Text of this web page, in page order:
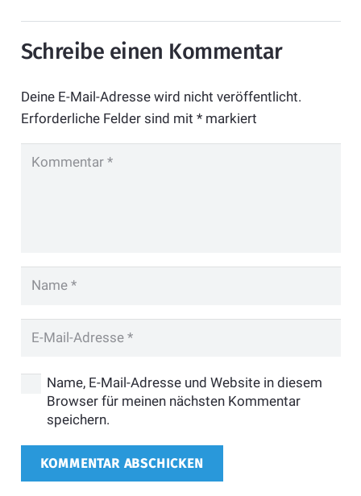
Schreibe einen Kommentar
Deine E-Mail-Adresse wird nicht veröffentlicht.
Erforderliche Felder sind mit *markiert
Name, E-Mail-Adresse und Website in diesem
Browser für meinen nächsten Kommentar
speichern.
KOMMENTAR ABSCHICKEN